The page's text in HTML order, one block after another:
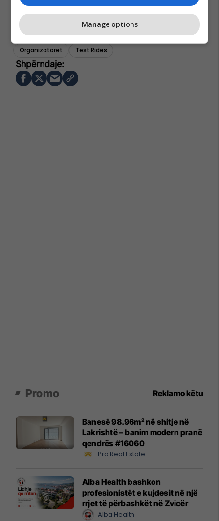
Prishtina Mall Ventoro Motors
Model I Ri
Auto Mita Performance
Dizajn
Organizatoret
Test Rides
Promo Reklamo këtu
Banesë 98.96m² në shitje në
Lakrishtë – banim modern pranë
qendrës #16060
Pro Real Estate
Alba Health bashkon
profesionistët e kujdesit në një
rrjet të përbashkët në Zvicër
Alba Health
Manage options